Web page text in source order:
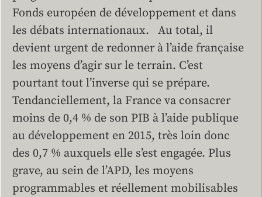
Fonds européen de développement et dans
les débats internationaux. Au total, il
devient urgent de redonner à l’aide française
les moyens d’agir sur le terrain. C’est
pourtant tout l’inverse qui se prépare.
Tendanciellement, la France va consacrer
moins de 0,4 % de son PIB à l’aide publique
au développement en 2015, très loin donc
des 0,7 % auxquels elle s’est engagée. Plus
grave, au sein de l’APD, les moyens
programmables et réellement mobilisables